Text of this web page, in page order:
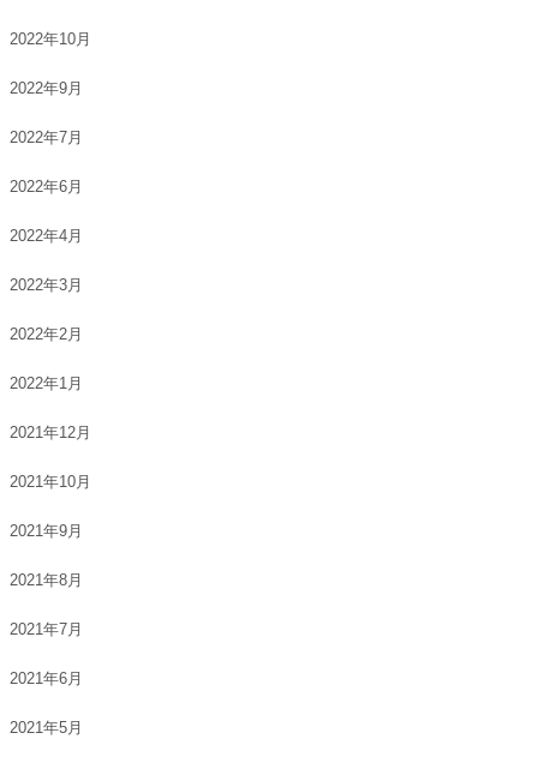
2022年10月
2022年9月
2022年7月
2022年6月
2022年4月
2022年3月
2022年2月
2022年1月
2021年12月
2021年10月
2021年9月
2021年8月
2021年7月
2021年6月
2021年5月